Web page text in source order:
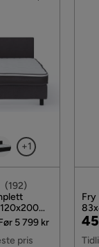
+1
(192)
5 799 kr
pris
Fry